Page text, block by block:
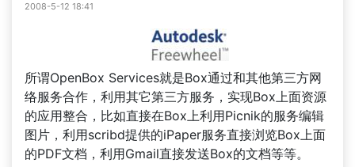
2008-5-12 18:41
所谓OpenBox Services就是Box通过和其他第三方网
络服务合作，利用其它第三方服务，实现Box上面资源
的应用整合，比如直接在Box上利用Picnik的服务编辑
图片，利用scribd提供的iPaper服务直接浏览Box上面
的PDF文档，利用Gmail直接发送Box的文档等等。